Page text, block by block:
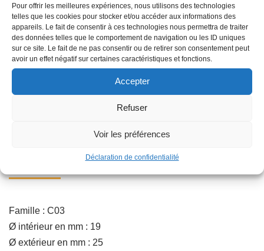
Pour offrir les meilleures expériences, nous utilisons des technologies
telles que les cookies pour stocker et/ou accéder aux informations des
appareils. Le fait de consentir à ces technologies nous permettra de traiter
des données telles que le comportement de navigation ou les ID uniques
sur ce site. Le fait de ne pas consentir ou de retirer son consentement peut
avoir un effet négatif sur certaines caractéristiques et fonctions.
Accepter
Refuser
Voir les préférences
Déclaration de confidentialité
– Plage de température : de -15°C à + 60°C
Ajouter au panier
Famille : C03
Ø intérieur en mm : 19
Ø extérieur en mm : 25